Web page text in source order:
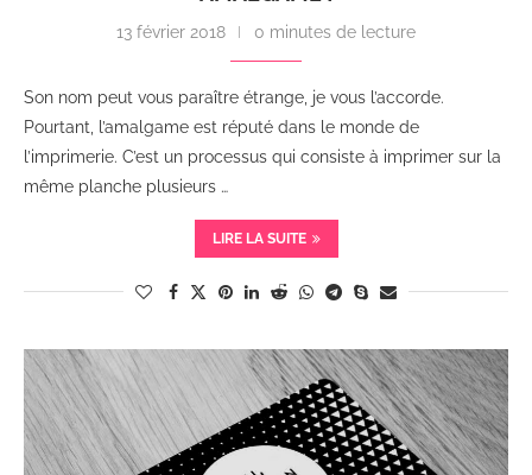
13 février 2018 0 minutes de lecture
Son nom peut vous paraître étrange, je vous l’accorde.
Pourtant, l’amalgame est réputé dans le monde de
l’imprimerie. C’est un processus qui consiste à imprimer sur la
même planche plusieurs …
LIRE LA SUITE